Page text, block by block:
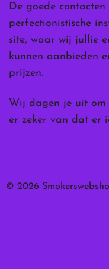
De goede
perfectionistische
site, waar wij jullie
kunnen aanbieden
prijzen.
Wij dagen je uit om
er zeker van dat er
© 2026